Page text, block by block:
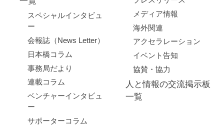
スペシャルインタビュ
ー
会報誌（News Letter）
日本橋コラム
事務局だより
連載コラム
ベンチャーインタビュ
ー
サポーターコラム
メディア情報
海外関連
アクセラレーション
イベント告知
協賛・協力
人と情報の交流掲示板
一覧